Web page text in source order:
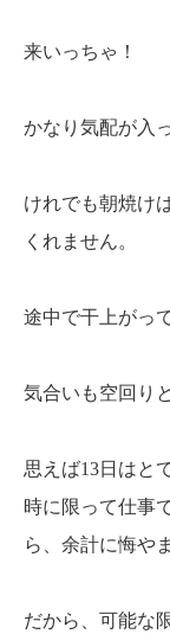
来いっちゃ！
かなり気配が入
けれでも朝焼け
くれません。
途中で干上がっ
気合いも空回り
思えば13日はと
時に限って仕事
ら、余計に悔や
だから、可能な